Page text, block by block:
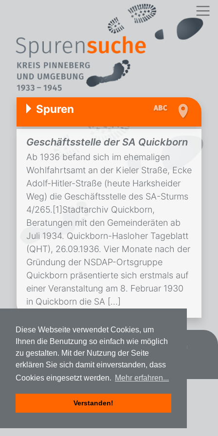
Diese Webseite verwendet Cookies, um
Ihnen die Benutzung so einfach wie möglich
zu gestalten. Mit der Nutzung der Seite
erklären Sie sich damit einverstanden, dass
Cookies eingesetzt werden. Mehr erfahren...
Verstanden!
Spuren
Geschäftsstelle der SA Quickborn
Ab 1936 befand sich im ehemaligen
Wohlfahrtsamt an der Kieler Straße, Ecke
Adolf-Hitler-Straße (heute Harksheider
Weg) die Geschäftsstelle des SA-Sturms
4/265.[1]Stadtarchiv Quickborn,
Beratungen mit den Gemeinderäten ab
Juli 1934. Quickborn-Hasloher Tageblatt
(QHT), 26.09.1936. Vier Monate nach der
Gründung der NSDAP-Ortsgruppe
Quickborn präsentierte sich erstmals auf
einer Veranstaltung am 8. Februar 1930
in Quickborn die SA […]
Datenschutz Impressum Spenden